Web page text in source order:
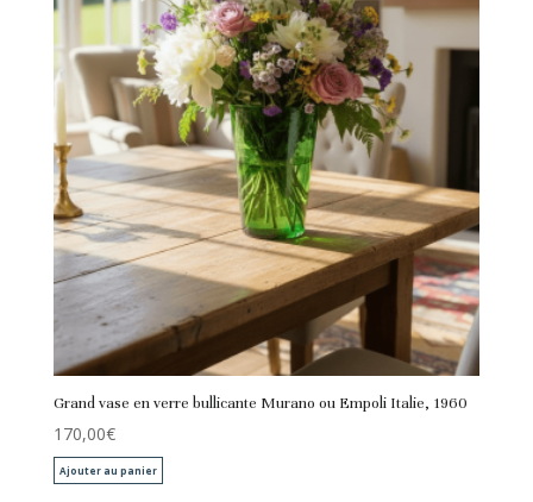
Grand vase en verre bullicante Murano ou Empoli Italie, 1960
170,00€
Ajouter au panier